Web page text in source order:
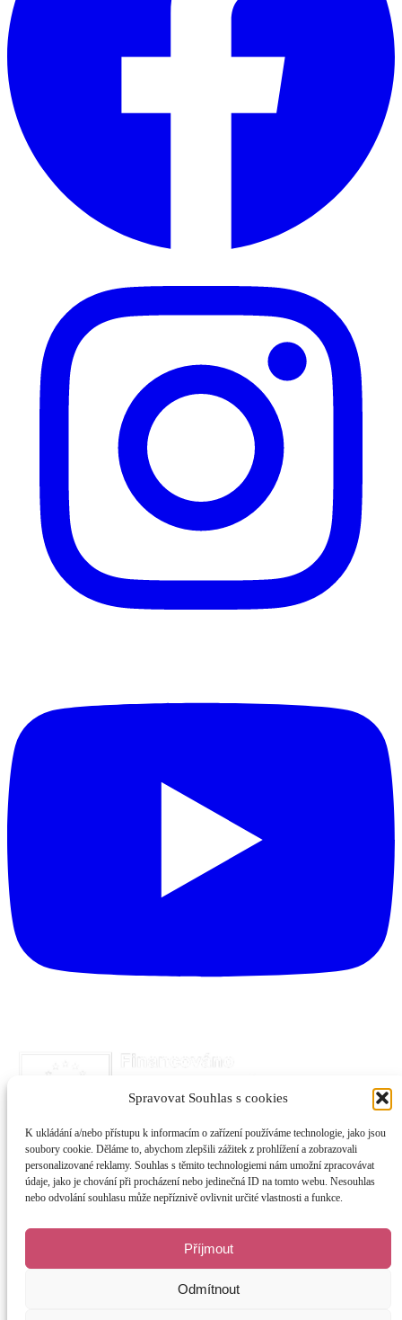
Spravovat Souhlas s cookies
K ukládání a/nebo přístupu k informacím o zařízení používáme technologie, jako jsou
soubory cookie. Děláme to, abychom zlepšili zážitek z prohlížení a zobrazovali
personalizované reklamy. Souhlas s těmito technologiemi nám umožní zpracovávat
údaje, jako je chování při procházení nebo jedinečná ID na tomto webu. Nesouhlas
nebo odvolání souhlasu může nepříznivě ovlivnit určité vlastnosti a funkce.
Příjmout
Odmítnout